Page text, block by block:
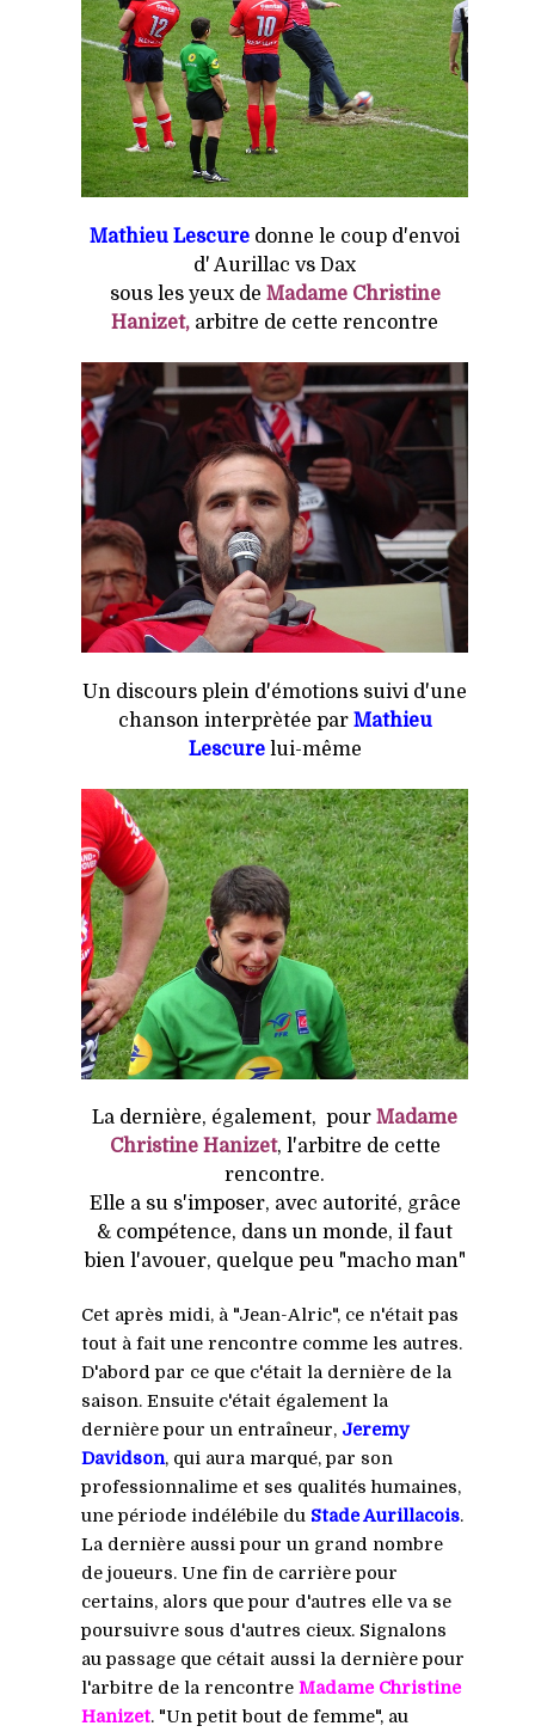
Mathieu Lescure donne le coup d'envoi
d' Aurillac vs Dax
sous les yeux de Madame Christine
Hanizet, arbitre de cette rencontre
Un discours plein d'émotions suivi d'une
chanson interprètée par Mathieu
Lescure lui-même
La dernière, également, pour Madame
Christine Hanizet, l'arbitre de cette
rencontre.
Elle a su s'imposer, avec autorité, grâce
& compétence, dans un monde, il faut
bien l'avouer, quelque peu "macho man"
Cet après midi, à "Jean-Alric", ce n'était pas
tout à fait une rencontre comme les autres.
D'abord par ce que c'était la dernière de la
saison. Ensuite c'était également la
dernière pour un entraîneur, Jeremy
Davidson, qui aura marqué, par son
professionnalime et ses qualités humaines,
une période indélébile du Stade Aurillacois.
La dernière aussi pour un grand nombre
de joueurs. Une fin de carrière pour
certains, alors que pour d'autres elle va se
poursuivre sous d'autres cieux. Signalons
au passage que cétait aussi la dernière pour
l'arbitre de la rencontre Madame Christine
Hanizet. "Un petit bout de femme", au